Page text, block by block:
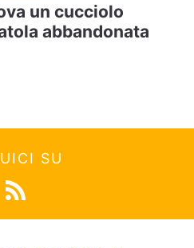
un cucciolo
abbandonata
SU